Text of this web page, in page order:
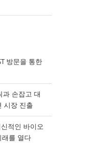
방문을 통한
과 손잡고 대
시장 진출
적인 바이오
래를 열다